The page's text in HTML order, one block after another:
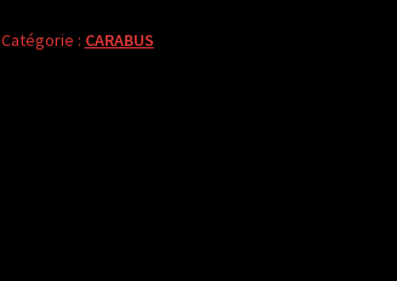
impressus
Catégorie : CARABUS